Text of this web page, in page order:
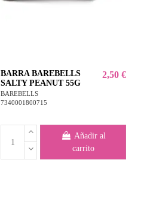
BARRA BAREBELLS
SALTY PEANUT 55G
BAREBELLS
7340001800715
2,50 €
Añadir al
carrito